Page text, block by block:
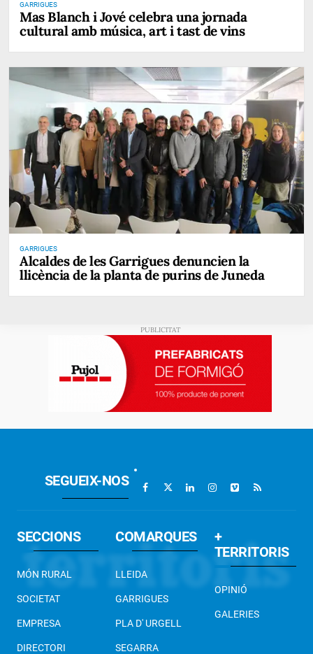
GARRIGUES
Mas Blanch i Jové celebra una jornada
cultural amb música, art i tast de vins
GARRIGUES
Alcaldes de les Garrigues denuncien la
llicència de la planta de purins de Juneda
SEGUEIX-NOS
SECCIONS
MÓN RURAL
SOCIETAT
EMPRESA
DIRECTORI
COMARQUES
LLEIDA
GARRIGUES
PLA D' URGELL
SEGARRA
+
TERRITORIS
OPINIÓ
GALERIES